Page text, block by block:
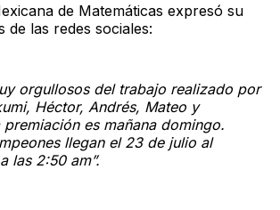
de Matemáticas expresó su
de las redes sociales:
orgullosos del trabajo realizado por
Héctor, Andrés, Mateo y
premiación es mañana domingo.
llegan el 23 de julio al
las 2:50 am”.